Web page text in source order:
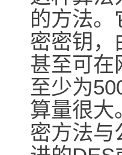
的方法。
密密钥，
甚至可在
至少为
算量很大
密方法与